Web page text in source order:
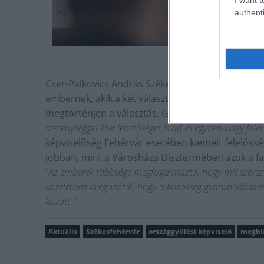
Cser-Palkovics András Székesfehérvár
embernek, akik a két választókörzetben
megtörténjen a választás. Gratulált a
szerénységgel élve lehetőséget is ad és egyben nagy
képviselőség Fehérvár esetében kiemelt
jobban, mint a Városháza Dísztermében azok a
"Az emberek többsége megfogalmazta, hogy mit
közéletben dolgozótól, hogy a közösség
között."
Aktuális Székesfehérvár országgyűlési képviselő